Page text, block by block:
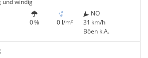
und windig
0 % 0 l/m²
NO
31 km/h
Böen k.A.